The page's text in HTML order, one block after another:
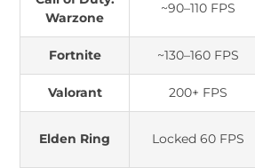
Warzone
~90–110 FPS
Fortnite ~130–160 FPS
Valorant 200+ FPS
Elden Ring Locked 60 FPS